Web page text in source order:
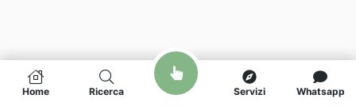
Home Ricerca Servizi Whatsapp